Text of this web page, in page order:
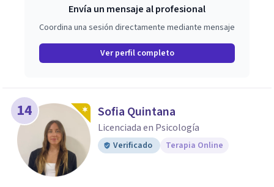
Envía un mensaje al profesional
Coordina una sesión directamente mediante mensaje
Ver perfil completo
14 Sofia Quintana
Licenciada en Psicología
Verificado Terapia Online